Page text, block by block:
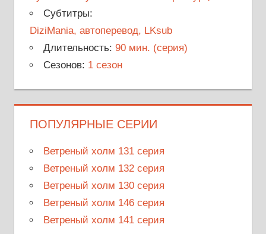
Субтитры:
DiziMania, автоперевод, LKsub
Длительность: 90 мин. (серия)
Сезонов: 1 сезон
ПОПУЛЯРНЫЕ СЕРИИ
Ветреный холм 131 серия
Ветреный холм 132 серия
Ветреный холм 130 серия
Ветреный холм 146 серия
Ветреный холм 141 серия